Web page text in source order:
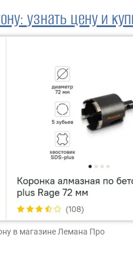
: узнать цену и
в магазине Лемана Про